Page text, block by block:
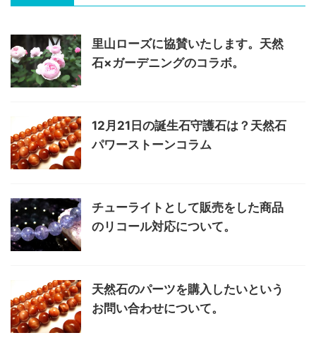
里山ローズに協賛いたします。天然
石×ガーデニングのコラボ。
12月21日の誕生石守護石は？天然石
パワーストーンコラム
チューライトとして販売をした商品
のリコール対応について。
天然石のパーツを購入したいという
お問い合わせについて。